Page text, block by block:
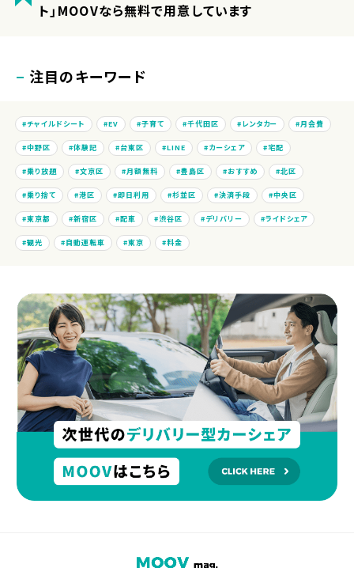
ト」MOOVなら無料で用意しています
注目のキーワード
チャイルドシート EV 子育て 千代田区 レンタカー 月会費
中野区 体験記 台東区 LINE カーシェア 宅配
乗り放題 文京区 月額無料 豊島区 おすすめ 北区
乗り捨て 港区 即日利用 杉並区 決済手段 中央区
東京都 新宿区 配車 渋谷区 デリバリー ライドシェア
観光 自動運転車 東京 料金